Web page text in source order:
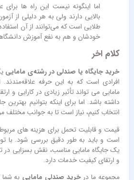
اما اینگونه نیست این راه ها برای
بالایی دارند ولی به هر دلیلی از
طلایی است که می‌توانند از آن
خودشان و هم به نفع آموزش
کلام اخر
خرید جایگاه یا صندلی در رشته‌ی مامایی
افرادی است که به این حرفه علاقه‌مندند.
مامایی می ‌تواند تأثیر زیادی در کارایی و
داشته باشد. اما برای اینکه بتوانیم بهترین
انتخاب کنیم، نیاز است تا به جوانب مختلف
قیمت و قابلیت تحمل برای هزینه ‌های
است و باید به طور دقیق بررسی شود. با
یک جایگاه مامایی مناسب، نقش بسزایی در
و ارتقای کیفیت خدمات دارد.
مجموعه‌ ما درخرید صندلی مامایی به